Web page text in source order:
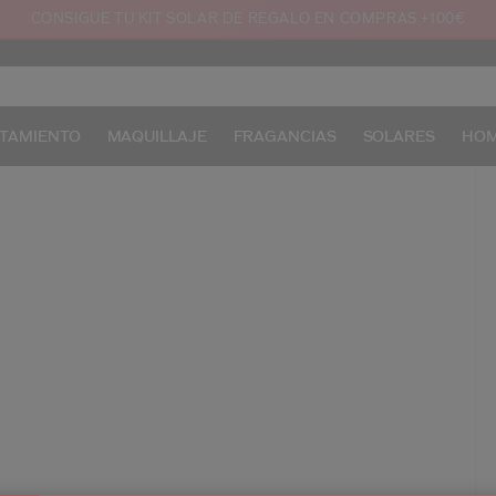
MAQUILLAJE FRAGANCIAS SOLARES